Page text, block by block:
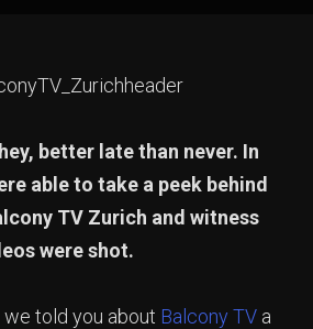
better late than never. In
able to take a peek behind
TV Zurich and witness
were shot.
told you about Balcony TV a